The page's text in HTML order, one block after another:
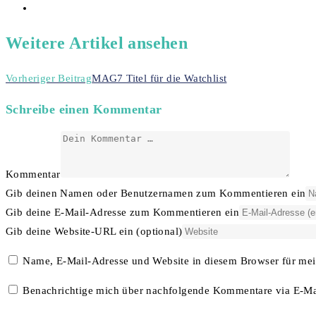
Weitere Artikel ansehen
Vorheriger BeitragMAG7 Titel für die Watchlist
Schreibe einen Kommentar
Kommentar
Gib deinen Namen oder Benutzernamen zum Kommentieren ein
Gib deine E-Mail-Adresse zum Kommentieren ein
Gib deine Website-URL ein (optional)
Name, E-Mail-Adresse und Website in diesem Browser für
Benachrichtige mich über nachfolgende Kommentare via E-